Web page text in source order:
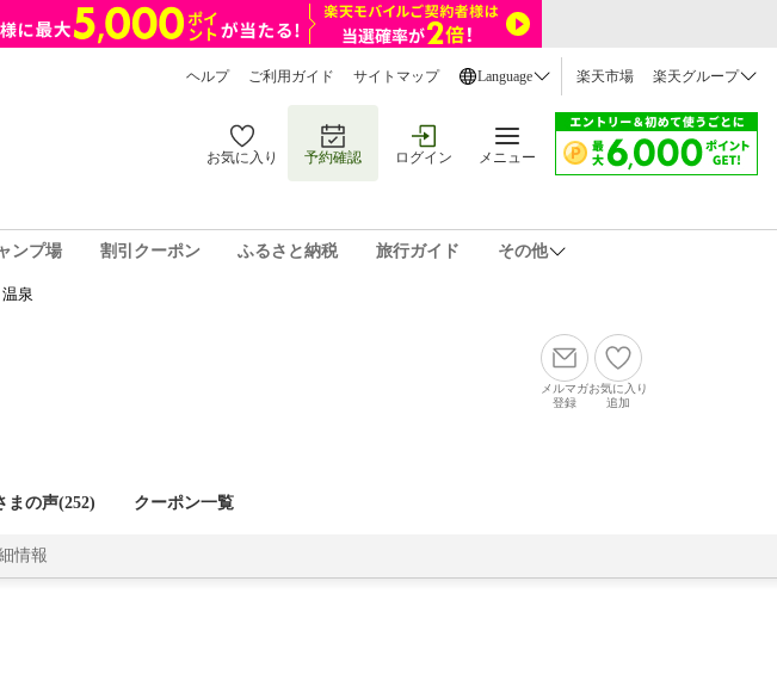
ヘルプ ご利用ガイド サイトマップ Language 楽天市場 楽天グループ
お気に入り 予約確認 ログイン メニュー
ンプ場 割引クーポン ふるさと納税 旅行ガイド その他
泉
メルマガ
登録
お気に入り
追加
まの声(252) クーポン一覧
情報